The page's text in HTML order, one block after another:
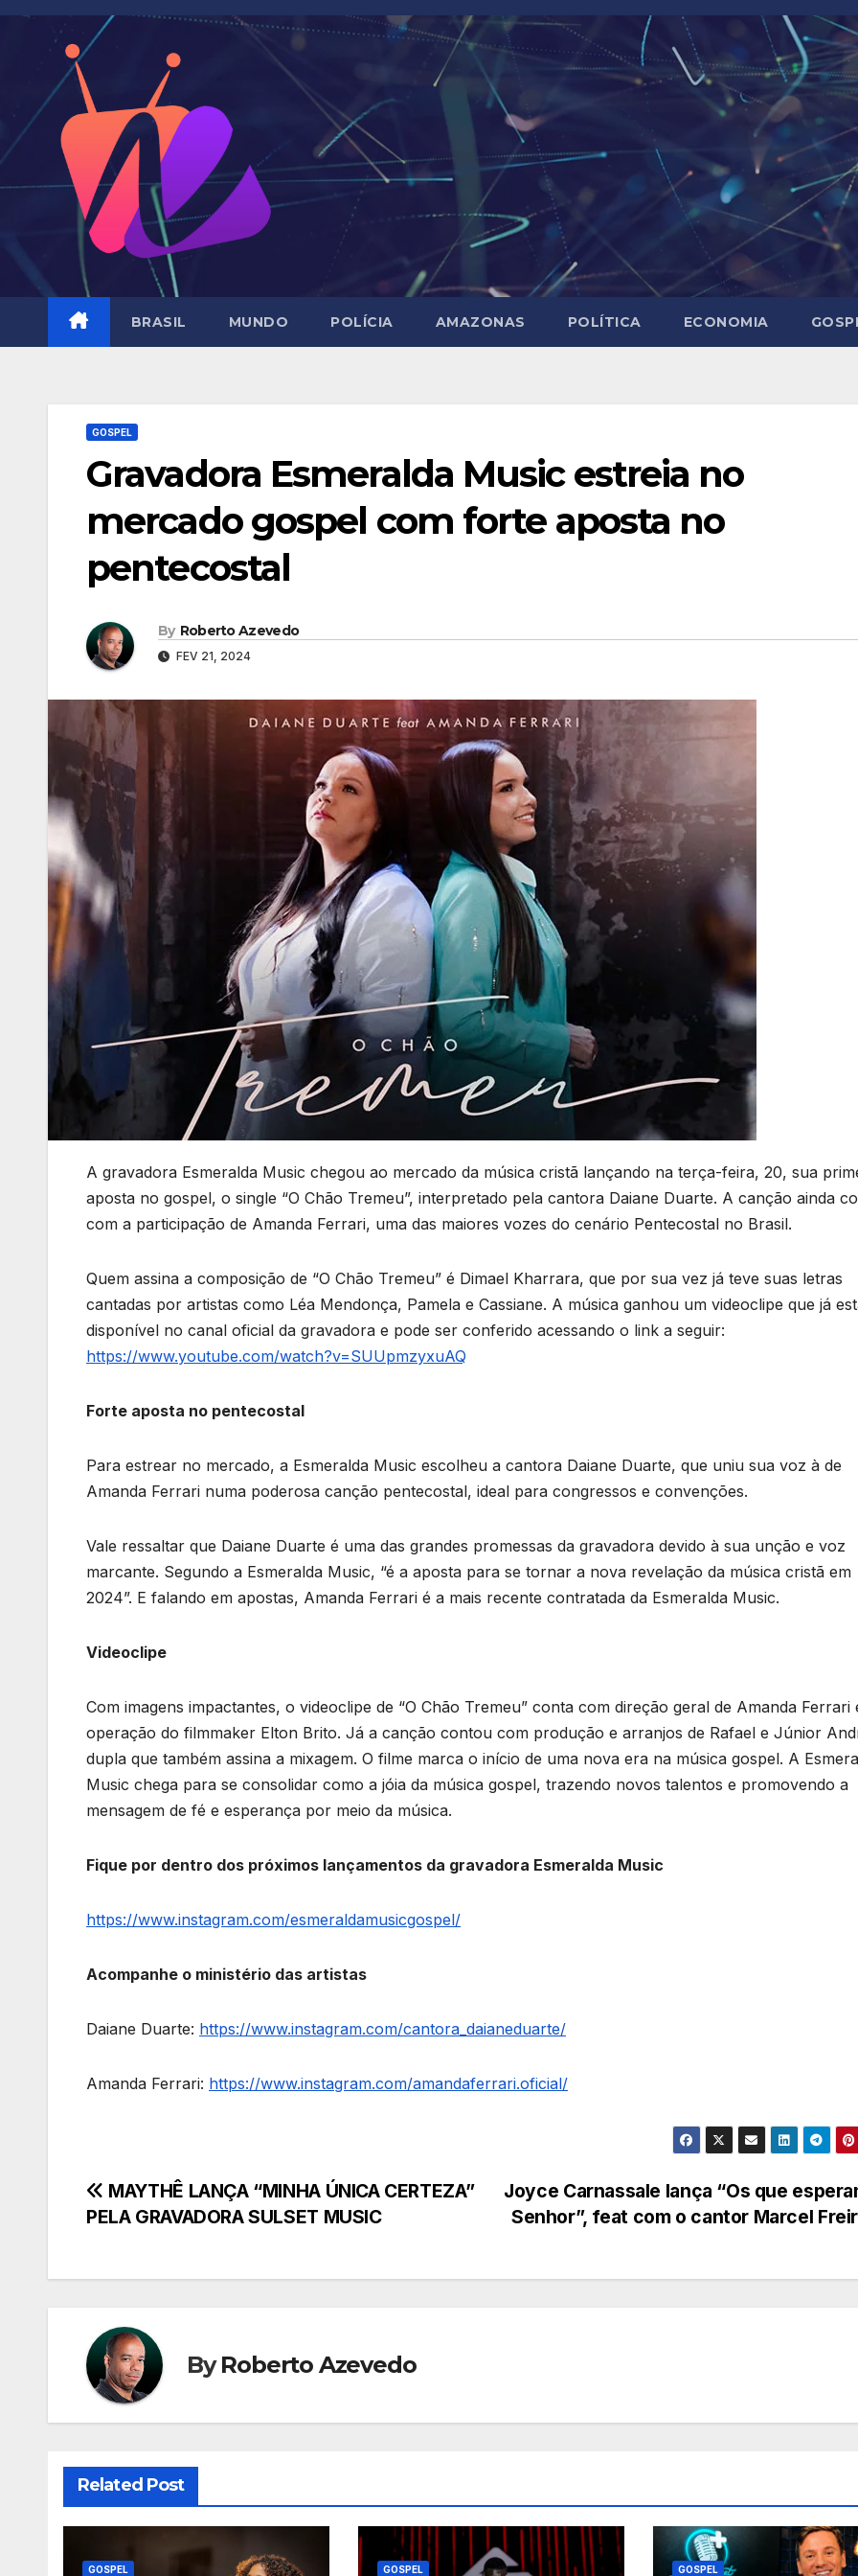
Skip
BRASIL MUNDO POLÍCIA AMAZONAS POLÍTICA ECONOMIA
GOSPEL
Gravadora Esmeralda Music estreia no
mercado gospel com forte aposta no
pentecostal
By Roberto Azevedo
FEV 21, 2024
A gravadora Esmeralda Music chegou ao mercado da música cristã lançando na terça-feira, 20, sua
aposta no gospel, o single “O Chão Tremeu”, interpretado pela cantora Daiane Duarte. A canção ainda
com a participação de Amanda Ferrari, uma das maiores vozes do cenário Pentecostal no Brasil.
Quem assina a composição de “O Chão Tremeu” é Dimael Kharrara, que por sua vez já teve suas letras
cantadas por artistas como Léa Mendonça, Pamela e Cassiane. A música ganhou um videoclipe que já
disponível no canal oficial da gravadora e pode ser conferido acessando o link a seguir:
https://www.youtube.com/watch?v=SUUpmzyxuAQ
Forte aposta no pentecostal
Para estrear no mercado, a Esmeralda Music escolheu a cantora Daiane Duarte, que uniu sua voz à de
Amanda Ferrari numa poderosa canção pentecostal, ideal para congressos e convenções.
Vale ressaltar que Daiane Duarte é uma das grandes promessas da gravadora devido à sua unção e voz
marcante. Segundo a Esmeralda Music, “é a aposta para se tornar a nova revelação da música cristã em
2024”. E falando em apostas, Amanda Ferrari é a mais recente contratada da Esmeralda Music.
Videoclipe
Com imagens impactantes, o videoclipe de “O Chão Tremeu” conta com direção geral de Amanda Ferrari
operação do filmmaker Elton Brito. Já a canção contou com produção e arranjos de Rafael e Júnior
dupla que também assina a mixagem. O filme marca o início de uma nova era na música gospel. A
Music chega para se consolidar como a jóia da música gospel, trazendo novos talentos e promovendo a
mensagem de fé e esperança por meio da música.
Fique por dentro dos próximos lançamentos da gravadora Esmeralda Music
https://www.instagram.com/esmeraldamusicgospel/
Acompanhe o ministério das artistas
Daiane Duarte: https://www.instagram.com/cantora_daianeduarte/
Amanda Ferrari: https://www.instagram.com/amandaferrari.oficial/
Navegação
Post
Joyce Carnassale lança “Os que
Senhor”, feat com o cantor Marcel
MAYTHÊ LANÇA “MINHA ÚNICA CERTEZA”
PELA GRAVADORA SULSET MUSIC
ByRoberto Azevedo
Related Post
GOSPEL GOSPEL GOSPEL